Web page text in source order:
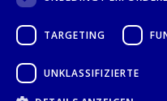
28359 Bremen
+49 421 408844-0
TARGETING
UNKLASSIFIZIERTE